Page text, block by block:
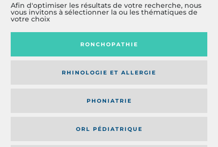
Afin d'optimiser les résultats de votre recherche, nous
vous invitons à sélectionner la ou les thématiques de
votre choix
RONCHOPATHIE
RHINOLOGIE ET ALLERGIE
PHONIATRIE
ORL PÉDIATRIQUE